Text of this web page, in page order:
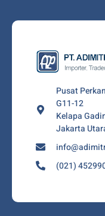
Pusat
G11-12
Kelapa
Jakarta
(021)